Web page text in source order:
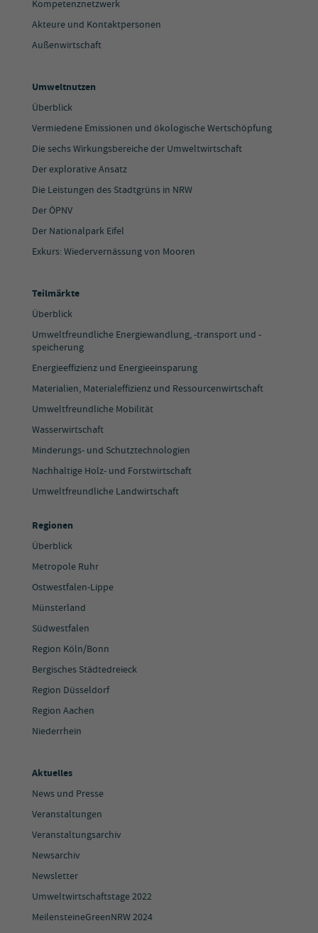
Kompetenznetzwerk
Akteure und Kontaktpersonen
Außenwirtschaft
Umweltnutzen
Überblick
Vermiedene Emissionen und ökologische Wertschöpfung
Die sechs Wirkungsbereiche der Umweltwirtschaft
Der explorative Ansatz
Die Leistungen des Stadtgrüns in NRW
Der ÖPNV
Der Nationalpark Eifel
Exkurs: Wiedervernässung von Mooren
Teilmärkte
Überblick
Umweltfreundliche Energiewandlung, -transport und -
speicherung
Energieeffizienz und Energieeinsparung
Materialien, Materialeffizienz und Ressourcenwirtschaft
Umweltfreundliche Mobilität
Wasserwirtschaft
Minderungs- und Schutztechnologien
Nachhaltige Holz- und Forstwirtschaft
Umweltfreundliche Landwirtschaft
Regionen
Überblick
Metropole Ruhr
Ostwestfalen-Lippe
Münsterland
Südwestfalen
Region Köln/Bonn
Bergisches Städtedreieck
Region Düsseldorf
Region Aachen
Niederrhein
Aktuelles
News und Presse
Veranstaltungen
Veranstaltungsarchiv
Newsarchiv
Newsletter
Umweltwirtschaftstage 2022
MeilensteineGreenNRW 2024